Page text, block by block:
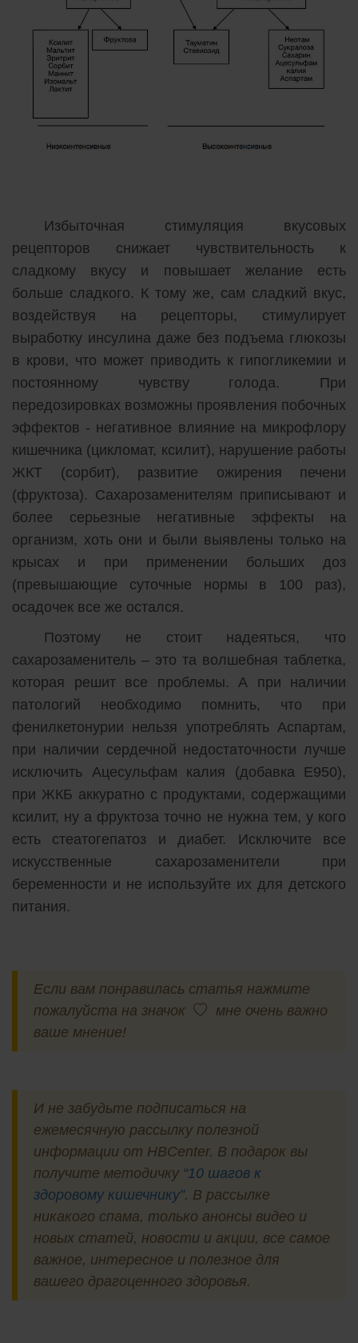
Избыточная стимуляция вкусовых
рецепторов снижает чувствительность к
сладкому вкусу и повышает желание есть
больше сладкого. К тому же, сам сладкий вкус,
воздействуя на рецепторы, стимулирует
выработку инсулина даже без подъема глюкозы
в крови, что может приводить к гипогликемии и
постоянному чувству голода. При
передозировках возможны проявления побочных
эффектов - негативное влияние на микрофлору
кишечника (цикломат, ксилит), нарушение работы
ЖКТ (сорбит), развитие ожирения печени
(фруктоза). Сахарозаменителям приписывают и
более серьезные негативные эффекты на
организм, хоть они и были выявлены только на
крысах и при применении больших доз
(превышающие суточные нормы в 100 раз),
осадочек все же остался.
Поэтому не стоит надеяться, что
сахарозаменитель – это та волшебная таблетка,
которая решит все проблемы. А при наличии
патологий необходимо помнить, что при
фенилкетонурии нельзя употреблять Аспартам,
при наличии сердечной недостаточности лучше
исключить Ацесульфам калия (добавка E950),
при ЖКБ аккуратно с продуктами, содержащими
ксилит, ну а фруктоза точно не нужна тем, у кого
есть стеатогепатоз и диабет. Исключите все
искусственные сахарозаменители при
беременности и не используйте их для детского
питания.
Если вам понравилась статья нажмите
пожалуйста на значок
мне очень важно
ваше мнение!
И не забудьте подписаться на
ежемесячную рассылку полезной
информации от HBCenter. В подарок вы
получите методичку “10 шагов к
здоровому кишечнику”. В рассылке
никакого спама, только анонсы видео и
новых статей, новости и акции, все самое
важное, интересное и полезное для
вашего драгоценного здоровья.